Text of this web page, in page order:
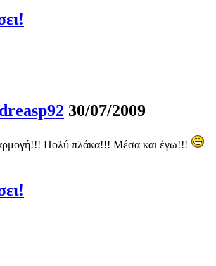
30/07/2009
Πολύ πλάκα!!! Μέσα και έγω!!!